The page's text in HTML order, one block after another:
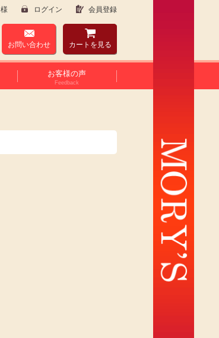
ログイン 会員登録
お問い合わせ カート を見る
お客様の声
Feedback